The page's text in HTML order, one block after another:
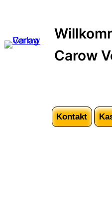
springen
Carow
Kontakt